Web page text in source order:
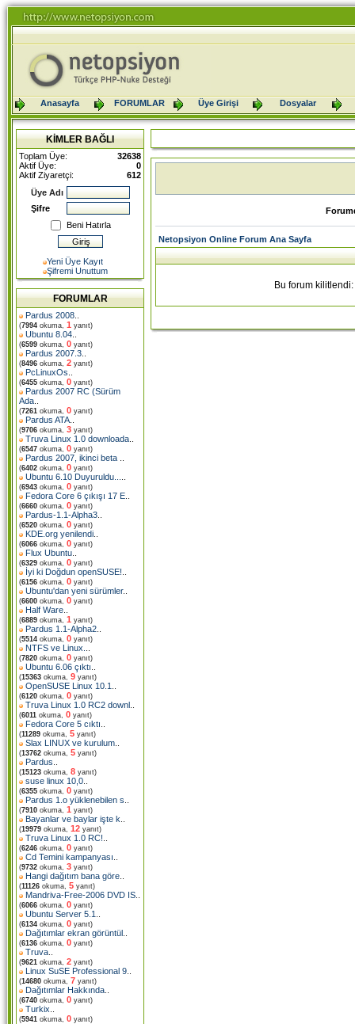
Anasayfa FORUMLAR Üye Girişi Dosyalar
KİMLER BAĞLI
Toplam Üye:
32638
Aktif Üye:
0
Aktif Ziyaretçi:
612
Üye Adı
Şifre
Beni Hatırla
Yeni Üye Kayıt
Şifremi Unuttum
FORUMLAR
Pardus 2008
(7994 okuma, 1 yanıt)
Ubuntu 8.04
(6599 okuma, 0 yanıt)
Pardus 2007.3
(8496 okuma, 2 yanıt)
PcLinuxOs
(6455 okuma, 0 yanıt)
Pardus 2007 RC (Sürüm
Ada
(7261 okuma, 0 yanıt)
Pardus ATA
(9706 okuma, 3 yanıt)
Truva Linux 1.0 downloada
(6547 okuma, 0 yanıt)
Pardus 2007, ikinci beta
(6402 okuma, 0 yanıt)
Ubuntu 6.10 Duyuruldu...
(6943 okuma, 0 yanıt)
Fedora Core 6 çıkışı 17 E
(6660 okuma, 0 yanıt)
Pardus-1.1-Alpha3
(6520 okuma, 0 yanıt)
KDE.org yenilendi
(6066 okuma, 0 yanıt)
Flux Ubuntu
(6329 okuma, 0 yanıt)
İyi ki Doğdun openSUSE!
(6156 okuma, 0 yanıt)
Ubuntu'dan yeni sürümler..
(6600 okuma, 0 yanıt)
Half Ware
(6889 okuma, 1 yanıt)
Pardus 1.1-Alpha2
(5514 okuma, 0 yanıt)
NTFS ve Linux.
(7820 okuma, 0 yanıt)
Ubuntu 6.06 çıktı
(15363 okuma, 9 yanıt)
OpenSUSE Linux 10.1
(6120 okuma, 0 yanıt)
Truva Linux 1.0 RC2 downl
(6011 okuma, 0 yanıt)
Fedora Core 5 cıktı
(11289 okuma, 5 yanıt)
Slax LINUX ve kurulum
(13762 okuma, 5 yanıt)
Pardus
(15123 okuma, 8 yanıt)
suse linux 10,0
(6355 okuma, 0 yanıt)
Pardus 1.o yüklenebilen s
(7910 okuma, 1 yanıt)
Bayanlar ve baylar işte k
(19979 okuma, 12 yanıt)
Truva Linux 1.0 RC!
(6246 okuma, 0 yanıt)
Cd Temini kampanyası
(9732 okuma, 3 yanıt)
Hangi dağıtım bana göre
(11126 okuma, 5 yanıt)
Mandriva-Free-2006 DVD IS
(6066 okuma, 0 yanıt)
Ubuntu Server 5.1
(6134 okuma, 0 yanıt)
Dağıtımlar ekran görüntül
(6136 okuma, 0 yanıt)
Truva
(9621 okuma, 2 yanıt)
Linux SuSE Professional 9
(14680 okuma, 7 yanıt)
Dağıtımlar Hakkında
(6740 okuma, 0 yanıt)
Turkix
(5941 okuma, 0 yanıt)
Netopsiyon Online Forum Ana Sayfa
Bu forum